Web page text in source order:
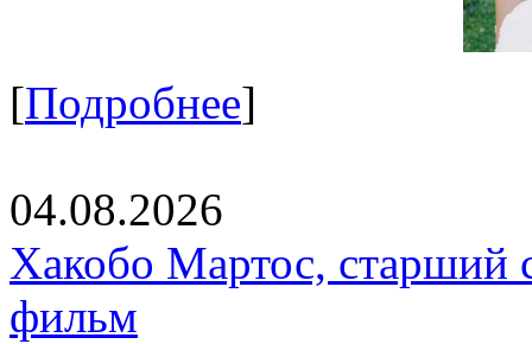
[Подробнее]
04.08.2026
Хакобо Мартос, старший
фильм